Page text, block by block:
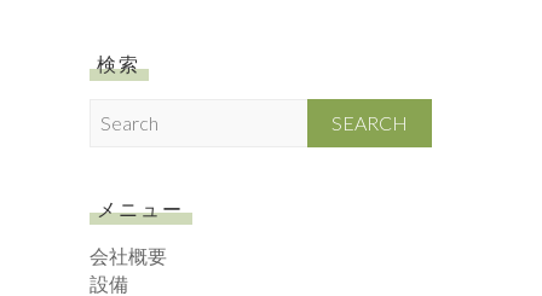
検索
c
h
メニュー
会社概要
設備